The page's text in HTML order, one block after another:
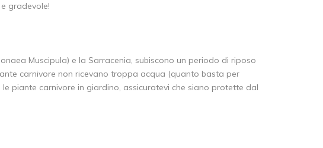
gradevole!
Muscipula) e la Sarracenia, subiscono un periodo di riposo
carnivore non ricevano troppa acqua (quanto basta per
piante carnivore in giardino, assicuratevi che siano protette dal